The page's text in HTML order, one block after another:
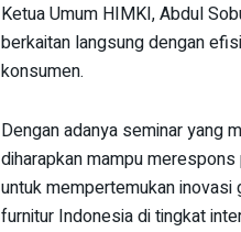
Ketua Umum HIMKI, Abdul
berkaitan langsung dengan
konsumen.
Dengan adanya seminar yang
diharapkan mampu
untuk mempertemukan
furnitur Indonesia di tingkat